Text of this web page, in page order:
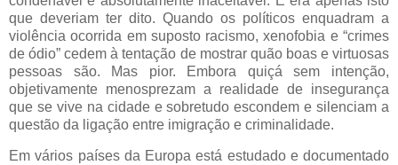
que deveriam ter dito. Quando os políticos enquadram a
violência ocorrida em suposto racismo, xenofobia e “crimes
de ódio” cedem à tentação de mostrar quão boas e virtuosas
pessoas são. Mas pior. Embora quiçá sem intenção,
objetivamente menosprezam a realidade de insegurança
que se vive na cidade e sobretudo escondem e silenciam a
questão da ligação entre imigração e criminalidade.
Em vários países da Europa está estudado e documentado